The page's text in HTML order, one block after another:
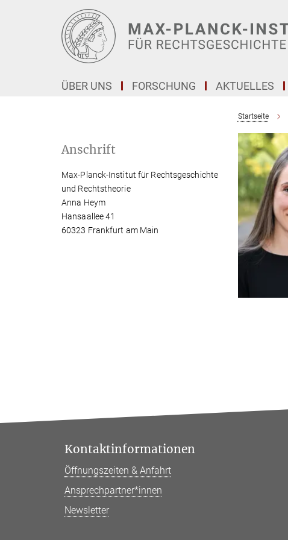
ÜBER UNS FORSCHUNG AKTUELLES
Startseite
Anschrift
Max-Planck-Institut für Rechtsgeschichte
und Rechtstheorie
Anna Heym
Hansaallee 41
60323 Frankfurt am Main
Kontaktinformationen
Öffnungszeiten & Anfahrt
Ansprechpartner*innen
Newsletter